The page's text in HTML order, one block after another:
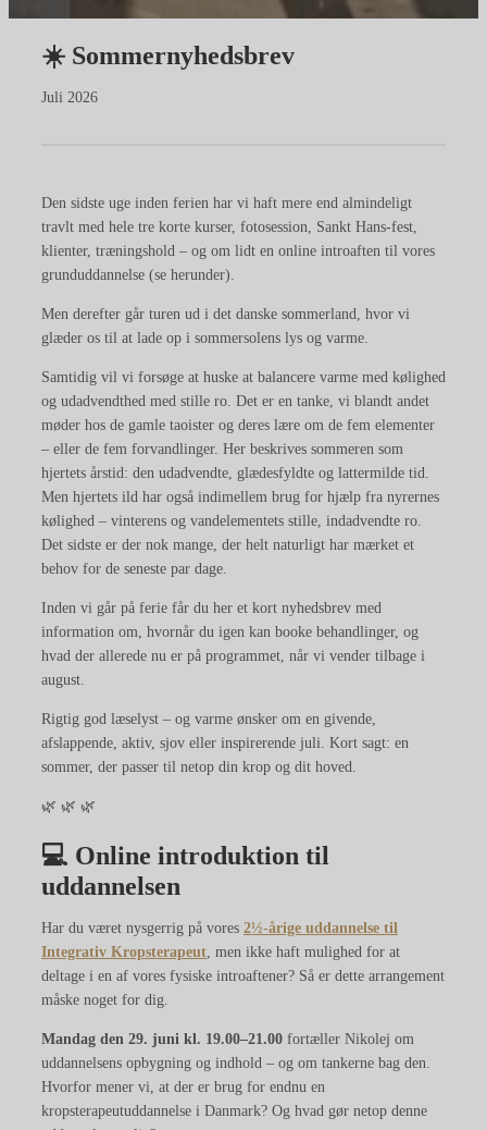
☀️ Sommernyhedsbrev
Juli 2026
Den sidste uge inden ferien har vi haft mere end almindeligt
travlt med hele tre korte kurser, fotosession, Sankt Hans-fest,
klienter, træningshold – og om lidt en online introaften til vores
grunduddannelse (se herunder).
Men derefter går turen ud i det danske sommerland, hvor vi
glæder os til at lade op i sommersolens lys og varme.
Samtidig vil vi forsøge at huske at balancere varme med kølighed
og udadvendthed med stille ro. Det er en tanke, vi blandt andet
møder hos de gamle taoister og deres lære om de fem elementer
– eller de fem forvandlinger. Her beskrives sommeren som
hjertets årstid: den udadvendte, glædesfyldte og lattermilde tid.
Men hjertets ild har også indimellem brug for hjælp fra nyrernes
kølighed – vinterens og vandelementets stille, indadvendte ro.
Det sidste er der nok mange, der helt naturligt har mærket et
behov for de seneste par dage.
Inden vi går på ferie får du her et kort nyhedsbrev med
information om, hvornår du igen kan booke behandlinger, og
hvad der allerede nu er på programmet, når vi vender tilbage i
august.
Rigtig god læselyst – og varme ønsker om en givende,
afslappende, aktiv, sjov eller inspirerende juli. Kort sagt: en
sommer, der passer til netop din krop og dit hoved.
🌿 🌿 🌿
💻 Online introduktion til
uddannelsen
Har du været nysgerrig på vores 2½-årige uddannelse til
Integrativ Kropsterapeut , men ikke haft mulighed for at
deltage i en af vores fysiske introaftener? Så er dette arrangement
måske noget for dig.
Mandag den 29. juni kl. 19.00–21.00 fortæller Nikolej om
uddannelsens opbygning og indhold – og om tankerne bag den.
Hvorfor mener vi, at der er brug for endnu en
kropsterapeutuddannelse i Danmark? Og hvad gør netop denne